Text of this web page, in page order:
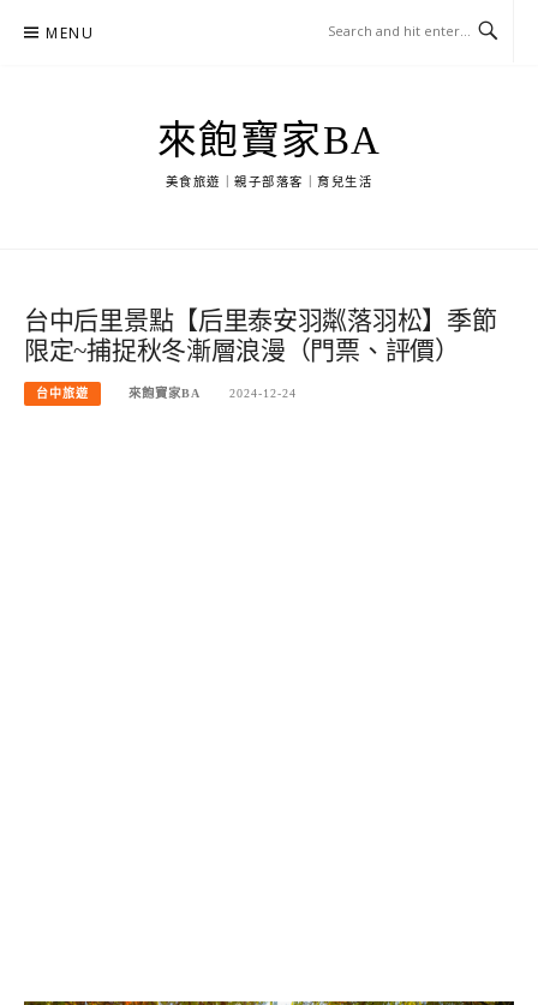
MENU
來飽寶家BA
美食旅遊｜親子部落客｜育兒生活
台中后里景點【后里泰安羽粼落羽松】季節
限定~捕捉秋冬漸層浪漫（門票、評價）
台中旅遊 來飽寶家BA 2024-12-24